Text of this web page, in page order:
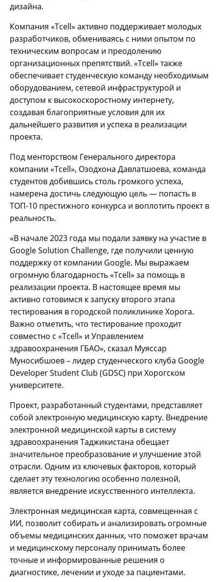
дизайна.
Компания «Tcell» активно поддерживает молодых
разработчиков, обмениваясь с ними опытом по
техническим вопросам и преодолению
организационных препятствий. «Tcell» также
обеспечивает студенческую команду необходимым
оборудованием, сетевой инфраструктурой и
доступом к высокоскоростному интернету,
создавая благоприятные условия для их
дальнейшего развития и успеха в реализации
проекта.
Под менторством Генерального директора
компании «Tcell», Озодхона Давлатшоева, команда
студентов добившись столь громкого успеха,
намерена достичь следующую цель — попасть в
ТОП-10 престижного конкурса и воплотить проект в
реальность.
«В начале 2023 года мы подали заявку на участие в
Google Solution Challenge, где получили ценную
поддержку от компании Google. Мы выражаем
огромную благодарность «Tcell» за помощь в
реализации проекта. В настоящее время мы
активно готовимся к запуску второго этапа
тестирования в городской поликлинике Хорога.
Важно отметить, что тестирование проходит
совместно с «Tcell» и Управлением
здравоохранения ГБАО», сказал Муяссар
Муносибшоев – лидер студенческого клуба Google
Developer Student Club (GDSC) при Хорогском
университете.
Проект, разработанный студентами, представляет
собой электронную медицинскую карту. Внедрение
электронной медицинской карты в систему
здравоохранения Таджикистана обещает
значительное преобразование и улучшение этой
отрасли. Одним из ключевых факторов, который
сделает эту технологию особенно полезной,
является внедрение искусственного интеллекта.
Электронная медицинская карта, совмещенная с
ИИ, позволит собирать и анализировать огромные
объемы медицинских данных, что поможет врачам
и медицинскому персоналу принимать более
точные и информированные решения о
диагностике, лечении и уходе за пациентами.